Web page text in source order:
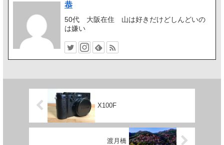
恭
50代 大阪在住 山は好きだけどしんどいの
は嫌い
X100F
渡月橋